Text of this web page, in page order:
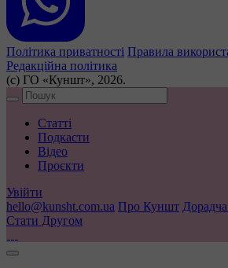
Політика приватності Правила
Редакційна політика
(с) ГО «Куншт», 2026.
Статті
Подкасти
Відео
Проєкти
Увійти
hello@kunsht.com.ua Про Куншт
Стати Другом